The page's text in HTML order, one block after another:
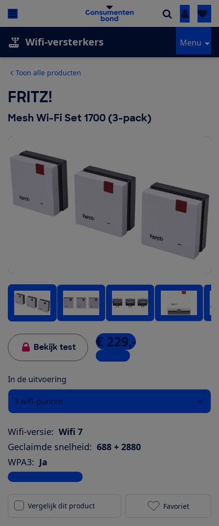
Inloggen
Wifi-versterkers Menu
Toon alle producten
FRITZ!
Mesh Wi-Fi Set 1700 (3-pack)
Bekijk test € 229,-
5 winkels
In de uitvoering
3 wifi-punten
Wifi-versie: Wifi 7
Geclaimde snelheid: 688 + 2880
WPA3: Ja
Bekijk alle specificaties
Vergelijk dit product FRITZ! Mesh
Favoriet